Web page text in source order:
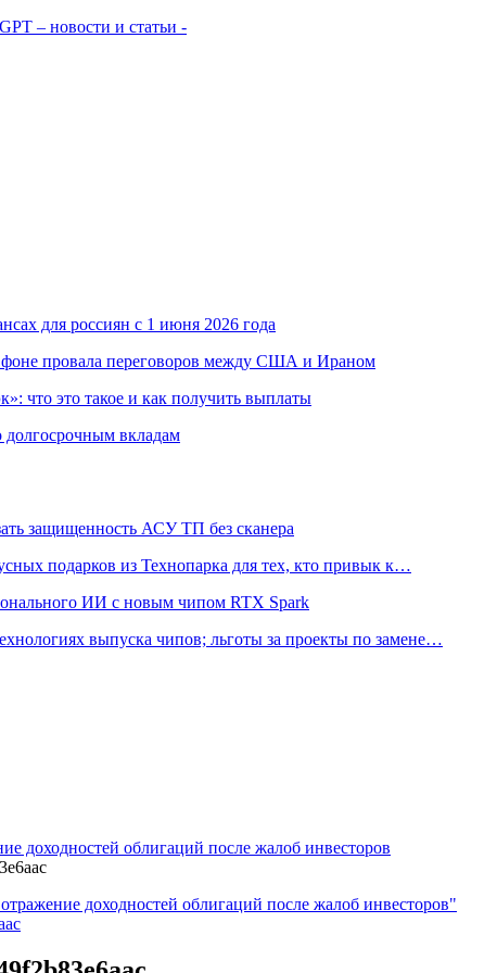
– новости и статьи -
для россиян с 1 июня 2026 года
фоне провала переговоров между США и Ираном
что это такое и как получить выплаты
долгосрочным вкладам
защищенность АСУ ТП без сканера
подарков из Технопарка для тех, кто привык к…
ИИ с новым чипом RTX Spark
выпуска чипов; льготы за проекты по замене…
доходностей облигаций после жалоб инвесторов
доходностей облигаций после жалоб инвесторов"